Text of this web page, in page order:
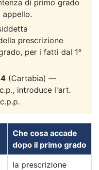
di primo grado
prescrizione
per i fatti dal 1°
(Cartabia) —
introduce l'art.
Che cosa accade
dopo il primo grado
la prescrizione